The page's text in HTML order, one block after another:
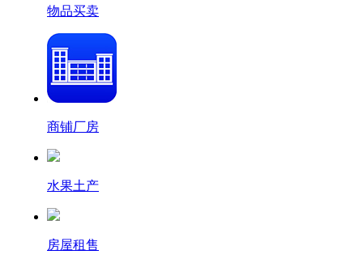
物品买卖
商铺厂房
水果土产
房屋租售